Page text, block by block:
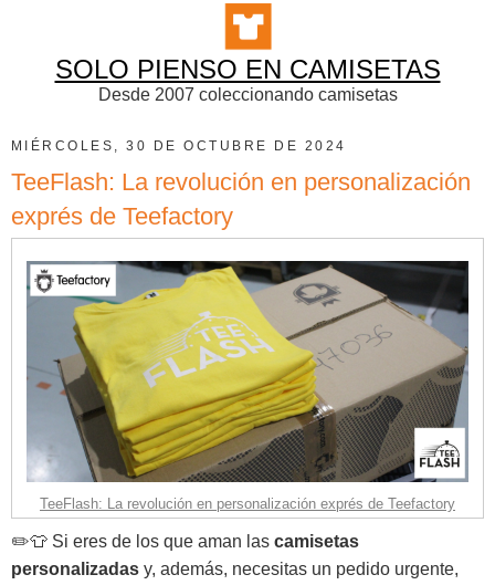
SOLO PIENSO EN CAMISETAS
Desde 2007 coleccionando camisetas
MIÉRCOLES, 30 DE OCTUBRE DE 2024
TeeFlash: La revolución en personalización
exprés de Teefactory
TeeFlash: La revolución en personalización exprés de Teefactory
✏️👕 Si eres de los que aman las camisetas
personalizadas y, además, necesitas un pedido urgente,